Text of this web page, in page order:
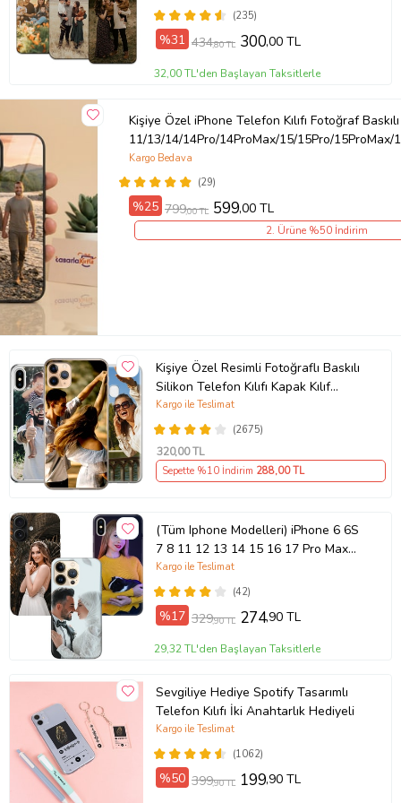
Örnek: Samsung Galaxy A8, Samsung Galaxy A8 2018, Samsung
Galaxy A8 Plus 2018, Xiaomi Mi 12T , Xiaomi Mi 12T Pro, Redmi 7A
kcm13460629
(235)
%31 434,80 TL 300,00 TL
32,00 TL'den Başlayan Taksitlerle
Kişiye Özel iPhone Telefon Kılıfı Fotoğraf Baskılı
11/13/14/14Pro/14ProMax/15/15Pro/
(29)
Kargo Bedava
%25 799,00 TL 599,00 TL
2. Ürüne %50 İndirim
Kişiye Özel Resimli Fotoğraflı Baskılı
Silikon Telefon Kılıfı Kapak Kılıf
(Telefon Modelleri Açıklamada)
(2675)
Kargo ile Teslimat
320,00 TL
Sepette %10 İndirim 288,00 TL
(Tüm Iphone Modelleri) iPhone 6 6S
7 8 11 12 13 14 15 16 17 Pro Max
Plus Mini Kişiye Özel Resimli
Fotoğraflı Kılıf(42)
Kargo ile Teslimat
%17 329,90 TL 274,90 TL
29,32 TL'den Başlayan Taksitlerle
Sevgiliye Hediye Spotify Tasarımlı
Telefon Kılıfı İki Anahtarlık Hediyeli
(1062)
Kargo ile Teslimat
%50 399,90 TL 199,90 TL